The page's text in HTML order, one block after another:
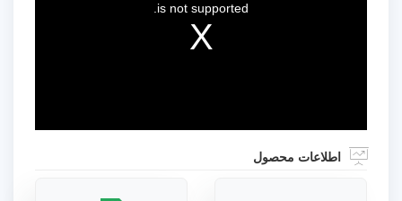
is not supported.
اطلاعات محصول